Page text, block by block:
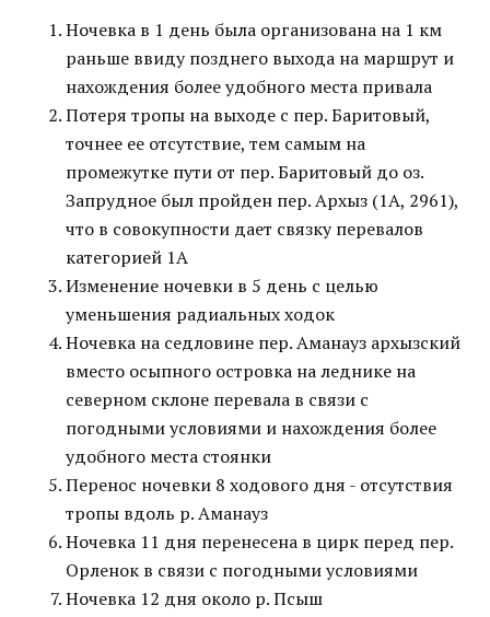
Ночевка в 1 день была организована на 1 км
раньше ввиду позднего выхода на маршрут и
нахождения более удобного места привала
Потеря тропы на выходе с пер. Баритовый,
точнее ее отсутствие, тем самым на
промежутке пути от пер. Баритовый до оз.
Запрудное был пройден пер. Архыз (1А, 2961),
что в совокупности дает связку перевалов
категорией 1А
Изменение ночевки в 5 день с целью
уменьшения радиальных ходок
Ночевка на седловине пер. Аманауз архызский
вместо осыпного островка на леднике на
северном склоне перевала в связи с
погодными условиями и нахождения более
удобного места стоянки
Перенос ночевки 8 ходового дня - отсутствия
тропы вдоль р. Аманауз
Ночевка 11 дня перенесена в цирк перед пер.
Орленок в связи с погодными условиями
Ночевка 12 дня около р. Псыш